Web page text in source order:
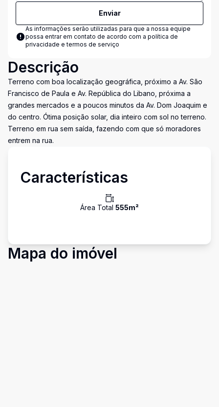
Enviar
As informações serão utilizadas para que a nossa equipe
possa entrar em contato de acordo com a política de
privacidade e termos de serviço
Descrição
Terreno com boa localização geográfica, próximo a Av. São
Francisco de Paula e Av. República do Libano, próxima a
grandes mercados e a poucos minutos da Av. Dom Joaquim e
do centro. Ótima posição solar, dia inteiro com sol no terreno.
Terreno em rua sem saída, fazendo com que só moradores
entrem na rua.
Características
Área Total 555m²
Mapa do imóvel